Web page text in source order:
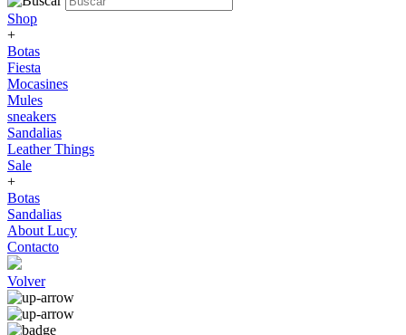
Shop
+
Botas
Fiesta
Mocasines
Mules
sneakers
Sandalias
Leather Things
Sale
+
Botas
Sandalias
About Lucy
Contacto
Volver